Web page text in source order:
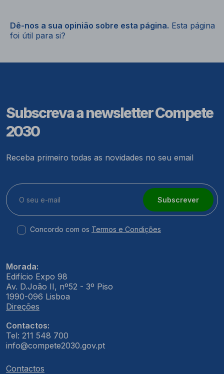
Dê-nos a sua opinião sobre esta página. Esta página
foi útil para si?
Subscreva a newsletter Compete
2030
Receba primeiro todas as novidades no seu email
Subscrever
Concordo com os Termos e Condições
Morada:
Edifício Expo 98
Av. D.João II, nº52 - 3º Piso
1990-096 Lisboa
Direções
Contactos:
Tel: 211 548 700
info@compete2030.gov.pt
Contactos